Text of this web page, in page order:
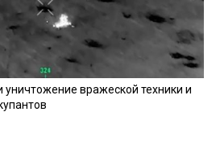
уничтожение вражеской техники и